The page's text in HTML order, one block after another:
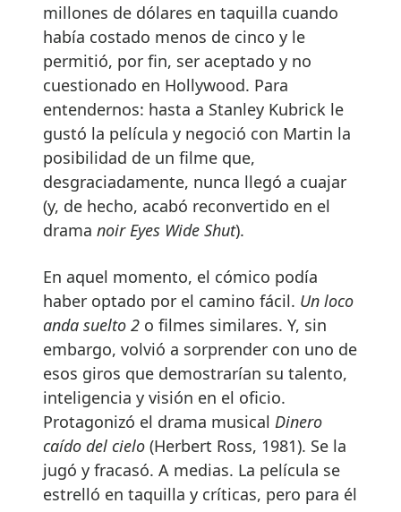
millones de dólares en taquilla cuando
había costado menos de cinco y le
permitió, por fin, ser aceptado y no
cuestionado en Hollywood. Para
entendernos: hasta a Stanley Kubrick le
gustó la película y negoció con Martin la
posibilidad de un filme que,
desgraciadamente, nunca llegó a cuajar
(y, de hecho, acabó reconvertido en el
drama noir Eyes Wide Shut).
En aquel momento, el cómico podía
haber optado por el camino fácil. Un loco
anda suelto 2 o filmes similares. Y, sin
embargo, volvió a sorprender con uno de
esos giros que demostrarían su talento,
inteligencia y visión en el oficio.
Protagonizó el drama musical Dinero
caído del cielo (Herbert Ross, 1981). Se la
jugó y fracasó. A medias. La película se
estrelló en taquilla y críticas, pero para él